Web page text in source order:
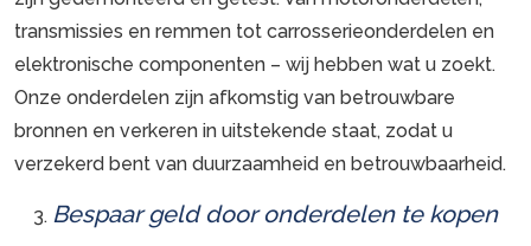
transmissies en remmen tot carrosserieonderdelen en
elektronische componenten – wij hebben wat u zoekt.
Onze onderdelen zijn afkomstig van betrouwbare
bronnen en verkeren in uitstekende staat, zodat u
verzekerd bent van duurzaamheid en betrouwbaarheid.
Bespaar geld door onderdelen te kopen